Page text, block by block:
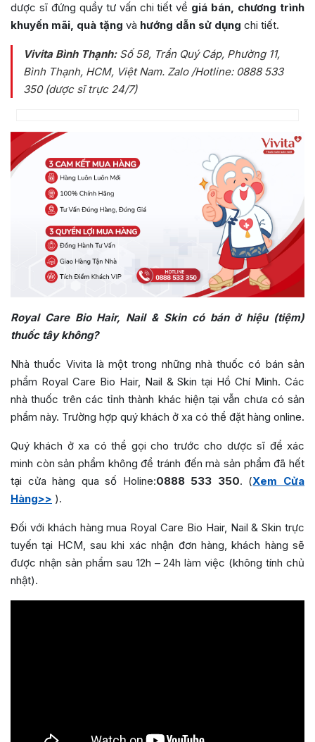
dược sĩ đứng quầy tư vấn chi tiết về giá bán, chương trình
khuyến mãi, quà tặng và hướng dẫn sử dụng chi tiết.
Vivita Bình Thạnh:Số 58, Trần Quý Cáp, Phường 11,
Bình Thạnh, HCM, Việt Nam. Zalo /Hotline: 0888 533
350 (dược sĩ trực 24/7)
Royal Care Bio Hair, Nail & Skin có bán ở hiệu (tiệm)
thuốc tây không?
Nhà thuốc Vivita là một trong những nhà thuốc có bán sản
phẩm Royal Care Bio Hair, Nail & Skin tại Hồ Chí Minh. Các
nhà thuốc trên các tỉnh thành khác hiện tại vẫn chưa có sản
phẩm này. Trường hợp quý khách ở xa có thể đặt hàng online.
Quý khách ở xa có thể gọi cho trước cho dược sĩ để xác
minh còn sản phẩm không để tránh đến mà sản phẩm đã hết
tại cửa hàng qua số Holine:0888 533 350. (Xem Cửa
Hàng>> ).
Đối với khách hàng mua Royal Care Bio Hair, Nail & Skin trực
tuyến tại HCM, sau khi xác nhận đơn hàng, khách hàng sẽ
được nhận sản phẩm sau 12h – 24h làm việc (không tính chủ
nhật).